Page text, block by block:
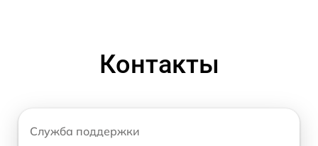
Контакты
Служба поддержки